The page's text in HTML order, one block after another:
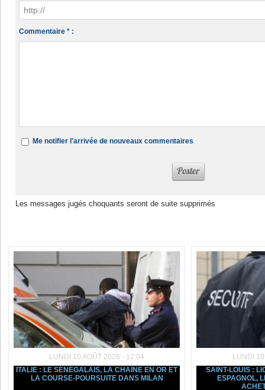
Commentaire * :
Me notifier l'arrivée de nouveaux commentaires
Les messages jugés choquants seront de suite supprimés
LUNDI 10 AOÛT 2026 - 12:04
ITALIE : LE SÉNÉGALAIS, LA CHAÎNE EN OR ET
LA COURSE-POURSUITE DANS MILAN
LUNDI
SAINT-LOUIS :
ESPAGNOL,